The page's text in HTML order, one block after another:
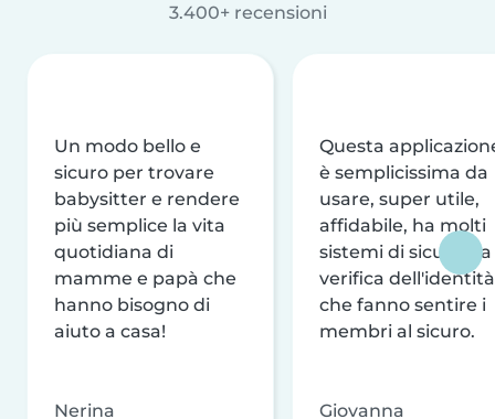
3.400+ recensioni
Un modo bello e
sicuro per trovare
babysitter e rendere
più semplice la vita
quotidiana di
mamme e papà che
hanno bisogno di
aiuto a casa!
Nerina
Questa
è semplicissima da
usare, super utile,
affidabile, ha molti
sistemi di sicurezza
verifica dell'identità
che fanno sentire i
membri al sicuro.
Giovanna